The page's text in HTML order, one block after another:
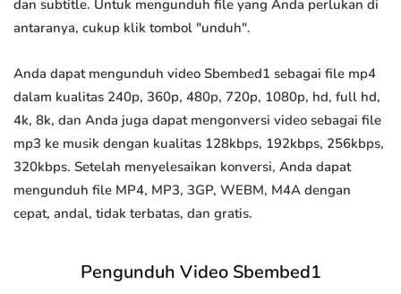
dan subtitle. Untuk mengunduh file yang Anda perlukan di
antaranya, cukup klik tombol "unduh".
Anda dapat mengunduh video Sbembed1 sebagai file mp4
dalam kualitas 240p, 360p, 480p, 720p, 1080p, hd, full hd,
4k, 8k, dan Anda juga dapat mengonversi video sebagai file
mp3 ke musik dengan kualitas 128kbps, 192kbps, 256kbps,
320kbps. Setelah menyelesaikan konversi, Anda dapat
mengunduh file MP4, MP3, 3GP, WEBM, M4A dengan
cepat, andal, tidak terbatas, dan gratis.
Pengunduh Video Sbembed1